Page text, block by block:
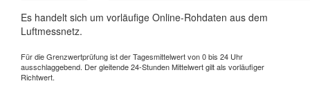
Es handelt sich um vorläufige Online-Rohdaten aus dem
Luftmessnetz.
Für die Grenzwertprüfung ist der Tagesmittelwert von 0 bis 24 Uhr
ausschlaggebend. Der gleitende 24-Stunden Mittelwert gilt als vorläufiger
Richtwert.